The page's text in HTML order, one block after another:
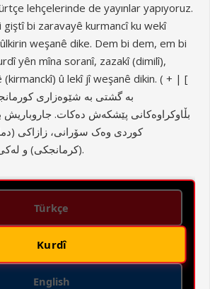
lehçelerinde de yayınlar yapıyoruz.
bi zaravayê kurmancî ku wekî
weşanê dike. Dem bi dem, em bi
yên mîna soranî, zazakî (dimilî),
û lekî jî weşanê dikin. ( + | [
بە گشتی بە شێوەزاری
بڵاوکراوەکانی پێشکەش دەکات. جاروباریش
کوردی وەک سۆرانی، زازاکی
(کرمانجکی) و لەکی بڵاوکراوەمان دەبێت.
Türkçe
Kurdî
English